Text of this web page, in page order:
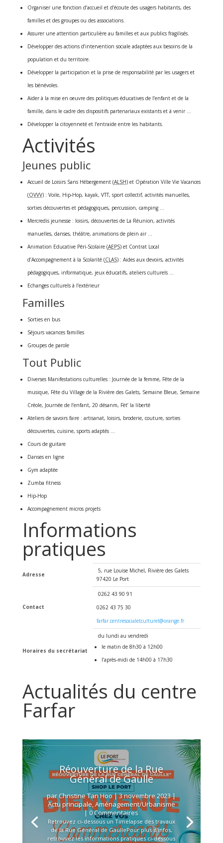
Organiser une fonction d’accueil et d’écoute des usagers habitants, des
familles et des groupes ou des associations.
Assurer une attention particulière au familles et aux publics fragilisés.
Développer des actions d’intervention sociale adaptées aux besoins de la
population et du territoire.
Développer la participation et la prise de responsabilité par les usagers et
les bénévoles.
Aider à la mise en oeuvre des politiques éducatives de l’enfant et de la
famille, dans le cadre des dispositifs partenariaux existants et à venir …
Développer la citoyenneté et l’entraide entre les habitants.
Activités
Jeunes public
Accueil de Loisirs Sans Hébergement (ALSH) et Opération Ville Vie Vacances
(OVVV) : Voile, Hip-Hop, kayak, VTT, sport collectif, activités manuelles,
sorties découvertes et pédagogiques, percussion, camping …
Mercredis jeunesse : loisirs, découvertes de La Réunion, activités
manuelles, danses, théâtre, animations de plein air …
Animation Educative Péri-Scolaire (AEPS) et Contrat Local
d’Accompagnement à la Scolarité (CLAS) : Aides aux devoirs, activités
pédagogiques, informatique, jeux éducatifs, ateliers culturels …
Echanges culturels à l’extérieur
Familles
Sorties en bus
Séjours vacances familles
Groupes de parole
Tout Public
Diverses Manifestations culturelles : Journée de la femme, Fête de la
musique, Fête du Village de la Rivière des Galets, Semaine Bleue, Semaine
Créole, Journée de l’enfant, 20 désanm, Fèt’ la liberté
Ateliers de savoirs faire : artisanat, loisirs, broderie, couture, sorties
découvertes, cuisine, sports adaptés …
Cours de guitare
Danses en ligne
Gym adaptée
Zumba fitness
Hip-Hop
Accompagnement micros projets
Informations
pratiques
Adresse
5, rue Louise Michel, Rivière des Galets
97420 Le Port
Contact
0262 43 90 91
0262 43 75 30
farfar.centresocialetculturel@orange.fr
Horaires du secrétariat
du lundi au vendredi
le matin de 8h30 à 12h00
l’après-midi de 14h00 à 17h30
Actualités du centre
Farfar
Réouverture de la Rue
Général de Gaulle
par Christine Tan Hoo|3 novembre 2023|
Actu principale,Aménagement/Urbanisme
| 0 Commentaires
Retrouvez ci-dessous un Timelapse des travaux
de la Rue Général de GaullePour plus d'infos,
retrouvez les informations pratiques ci-dessous